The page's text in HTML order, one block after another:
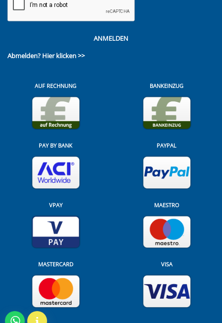
ANMELDEN
Abmelden? Hier klicken >>
AUF RECHNUNG BANKEINZUG
PAY BY BANK PAYPAL
VPAY MAESTRO
MASTERCARD VISA